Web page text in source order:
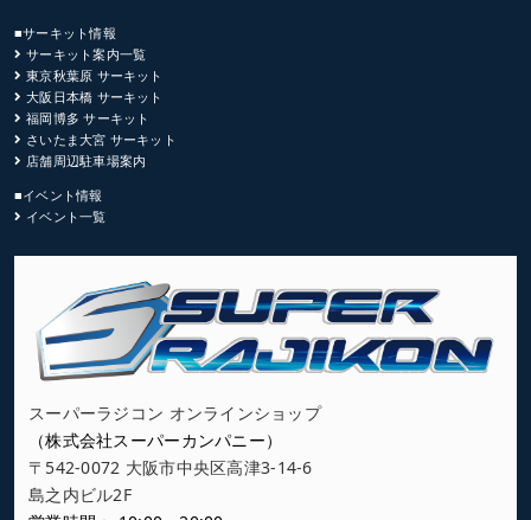
■サーキット情報
サーキット案内一覧
東京秋葉原 サーキット
大阪日本橋 サーキット
福岡博多 サーキット
さいたま大宮 サーキット
店舗周辺駐車場案内
■イベント情報
イベント一覧
スーパーラジコン オンラインショップ
（株式会社スーパーカンパニー）
〒542-0072 大阪市中央区高津3-14-6
島之内ビル2F